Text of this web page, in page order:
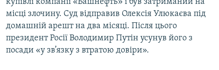
купівлі компанії «Башнефть» і був затриманий на
місці злочину. Суд відправив Олексія Улюкаєва під
домашній арешт на два місяці. Після цього
президент Росії Володимир Путін усунув його з
посади «у зв’язку з втратою довіри».